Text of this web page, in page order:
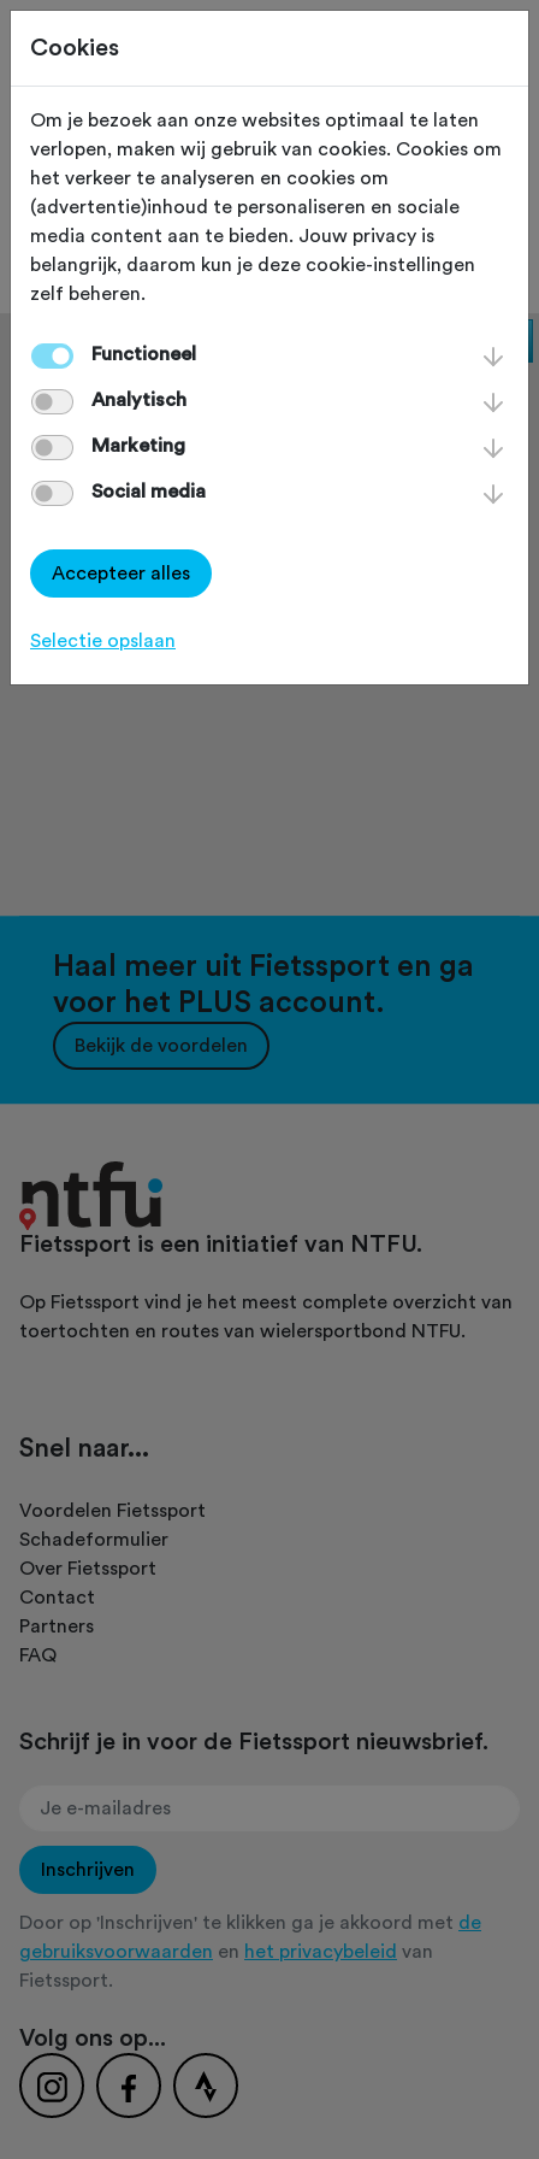
SOIGNEUR Lovendegem
Café De Kasteeldreef
Haal meer uit Fietssport en ga
voor het PLUS account.
Bekijk de voordelen
Fietssport is een initiatief van NTFU.
Op Fietssport vind je het meest complete overzicht van
toertochten en routes van wielersportbond NTFU.
Snel naar...
Voordelen Fietssport
Schadeformulier
Over Fietssport
Contact
Partners
FAQ
Schrijf je in voor de Fietssport nieuwsbrief.
Inschrijven
Door op 'Inschrijven' te klikken ga je akkoord met de
gebruiksvoorwaarden en het privacybeleid van
Fietssport.
Volg ons op...
Cookies
Om je bezoek aan onze websites optimaal te laten
verlopen, maken wij gebruik van cookies. Cookies om
het verkeer te analyseren en cookies om
(advertentie)inhoud te personaliseren en sociale
media content aan te bieden. Jouw privacy is
belangrijk, daarom kun je deze cookie-instellingen
zelf beheren.
Functioneel
Analytisch
Marketing
Social media
Accepteer alles
Selectie opslaan